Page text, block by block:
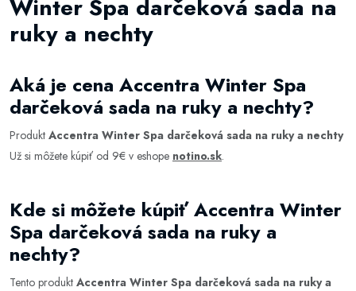
Winter Spa darčeková sada na
ruky a nechty
Aká je cena Accentra Winter Spa
darčeková sada na ruky a nechty?
Produkt Accentra Winter Spa darčeková sada na ruky a nechty
Už si môžete kúpiť od 9€ v eshope notino.sk.
Kde si môžete kúpiť Accentra Winter
Spa darčeková sada na ruky a
nechty?
Tento produkt Accentra Winter Spa darčeková sada na ruky a